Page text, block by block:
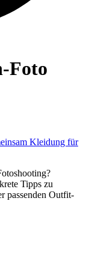
Foto
Tipps zu
passenden Outfit-